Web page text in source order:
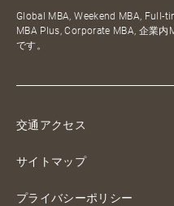
Global MBA, Weekend MBA, Full-
MBA Plus, Corporate MBA, 企業
です。
交通アクセス
サイトマップ
プライバシーポリシー